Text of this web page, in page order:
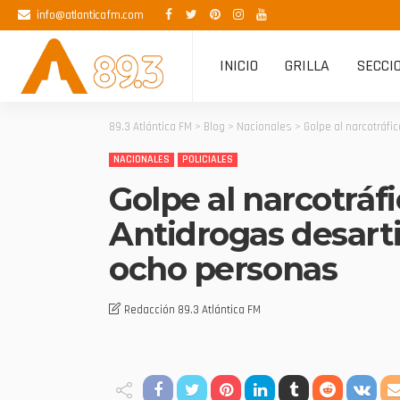
info@atlanticafm.com
INICIO GRILLA
89.3 Atlántica FM > Blog > Nacionales > Golpe al
NACIONALES POLICIALES
Golpe al
Antidrogas
ocho personas
Redacción 89.3 Atlántica FM